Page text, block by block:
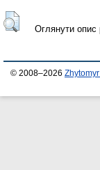
Оглянути опис
© 2008–2026